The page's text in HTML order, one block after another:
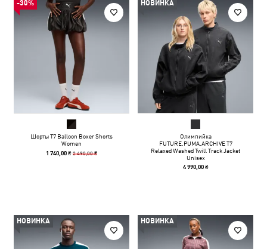
-30%
Шорты T7 Balloon Boxer Shorts
Women
1 740,00 ₴2 490,00 ₴
НОВИНКА
Олимпийка
FUTURE.PUMA.ARCHIVE T7
Relaxed Washed Twill Track Jacket
Unisex
4 990,00 ₴
НОВИНКА НОВИНКА